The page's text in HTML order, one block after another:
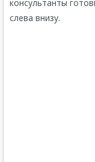
консультанты
слева внизу.